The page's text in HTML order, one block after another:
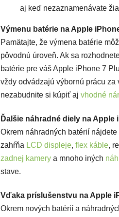
aj keď nezaznamenávate
Výmenu batérie na Apple
Pamätajte, že výmena batérie
pôvodnú úroveň. Ak sa
batérie pre váš Apple iPhone 7
vždy odvádzajú výbornú prácu
nezabudnite si kúpiť aj vhodné
Ďalšie náhradné diely na Apple
Okrem náhradných batérií
zahŕňa LCD displeje, flex káble,
zadnej kamery a mnoho iných
stave.
Vďaka príslušenstvu na Apple
Okrem nových batérií a